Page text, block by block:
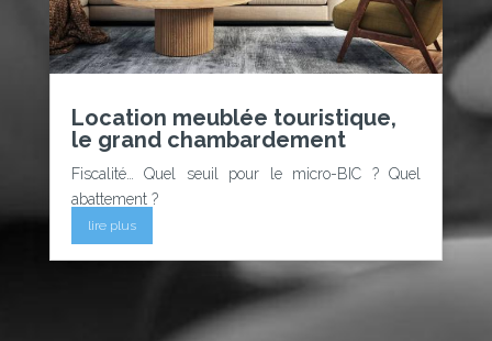
Location meublée touristique,
le grand chambardement
Fiscalité… Quel seuil pour le micro-BIC ? Quel
abattement ?
lire plus